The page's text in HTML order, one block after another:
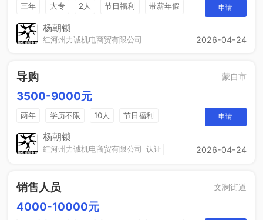
三年 大专 2人 节日福利
带薪年假
工作餐
年终奖
申请
杨朝锁
红河州力诚机电商贸有限公司 2026-04-24
导购 蒙自市
3500-9000元
两年 学历不限 10人
节日福利
带薪年假
年终奖
申请
杨朝锁
红河州力诚机电商贸有限公司 认证 2026-04-24
销售人员 文澜街道
4000-10000元